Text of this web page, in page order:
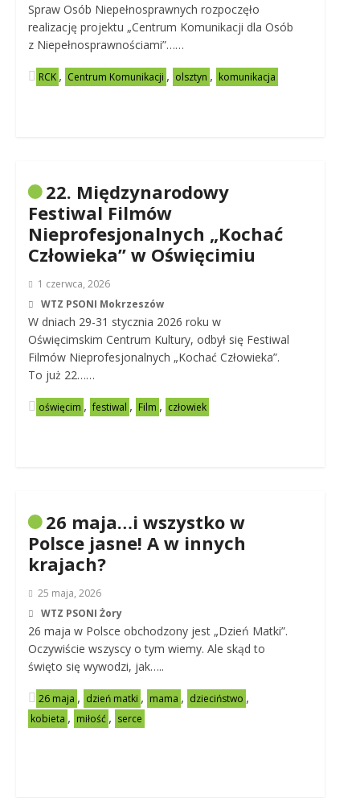
Spraw Osób Niepełnosprawnych rozpoczęło
realizację projektu „Centrum Komunikacji dla Osób
z Niepełnosprawnościami”……
RCK , Centrum Komunikacji , olsztyn , komunikacja
22. Międzynarodowy
Festiwal Filmów
Nieprofesjonalnych „Kochać
Człowieka” w Oświęcimiu
1 czerwca, 2026
WTZ PSONI Mokrzeszów
W dniach 29-31 stycznia 2026 roku w
Oświęcimskim Centrum Kultury, odbył się Festiwal
Filmów Nieprofesjonalnych „Kochać Człowieka”.
To już 22……
oświęcim , festiwal , Film , człowiek
26 maja…i wszystko w
Polsce jasne! A w innych
krajach?
25 maja, 2026
WTZ PSONI Żory
26 maja w Polsce obchodzony jest „Dzień Matki”.
Oczywiście wszyscy o tym wiemy. Ale skąd to
święto się wywodzi, jak…..
26 maja , dzień matki , mama , dzieciństwo ,
kobieta , miłość , serce